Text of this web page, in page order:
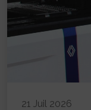
21 Juil 2026